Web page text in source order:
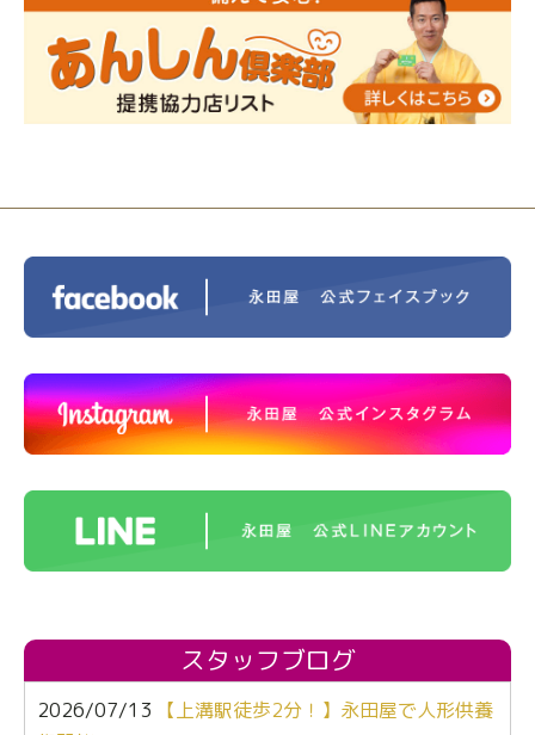
2023/12/16終活なるほど教室＠小さな家族葬ハウ
ス®上鶴間 エンディングノートを書いてみよう！
2023/11/29 永田屋創業110周年記念式典 レンブラ
ントホテル東京町田
スタッフブログ
2026/07/13
【上溝駅徒歩2分！】永田屋で人形供養